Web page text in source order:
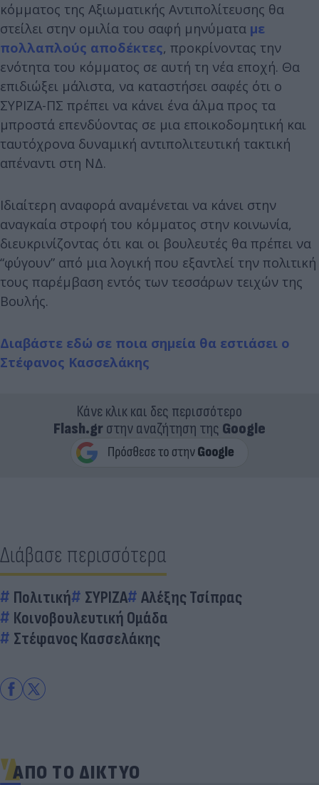
κόμματος της Αξιωματικής Αντιπολίτευσης θα
στείλει στην ομιλία του σαφή μηνύματα με
πολλαπλούς αποδέκτες, προκρίνοντας την
ενότητα του κόμματος σε αυτή τη νέα εποχή. Θα
επιδιώξει μάλιστα, να καταστήσει σαφές ότι ο
ΣΥΡΙΖΑ-ΠΣ πρέπει να κάνει ένα άλμα προς τα
μπροστά επενδύοντας σε μια εποικοδομητική και
ταυτόχρονα δυναμική αντιπολιτευτική τακτική
απέναντι στη ΝΔ.
Ιδιαίτερη αναφορά αναμένεται να κάνει στην
αναγκαία στροφή του κόμματος στην κοινωνία,
διευκρινίζοντας ότι και οι βουλευτές θα πρέπει να
“φύγουν” από μια λογική που εξαντλεί την πολιτική
τους παρέμβαση εντός των τεσσάρων τειχών της
Βουλής.
Διαβάστε εδώ σε ποια σημεία θα εστιάσει ο
Στέφανος Κασσελάκης
Κάνε κλικ και δες περισσότερο
Flash.grστην αναζήτηση της Google
Διάβασε περισσότερα
Πολιτική ΣΥΡΙΖΑ
Αλέξης Τσίπρας
Κοινοβουλευτική Ομάδα
Στέφανος Κασσελάκης
ΑΠΟ ΤΟ ΔΙΚΤΥΟ